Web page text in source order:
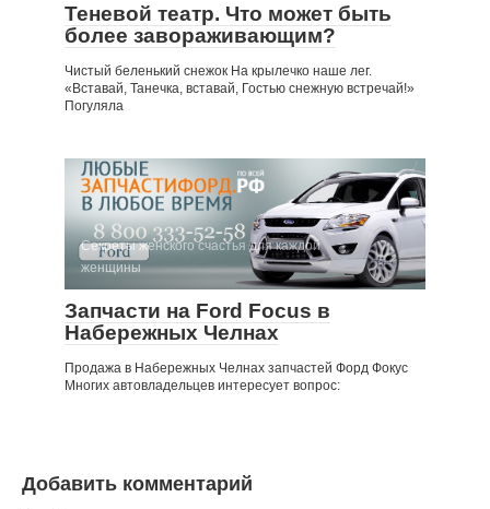
Теневой театр. Что может быть
более завораживающим?
Чистый беленький снежок На крылечко наше лег.
«Вставай, Танечка, вставай, Гостью снежную встречай!»
Погуляла
Секреты женского счастья для каждой
женщины
Запчасти на Ford Focus в
Набережных Челнах
Продажа в Набережных Челнах запчастей Форд Фокус
Многих автовладельцев интересует вопрос:
Добавить комментарий